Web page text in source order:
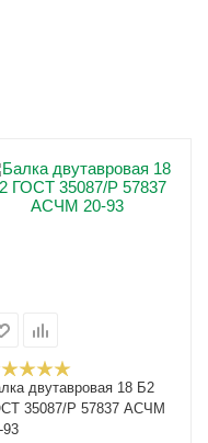
двутавровая 18 Б2
35087/Р 57837 АСЧМ
93